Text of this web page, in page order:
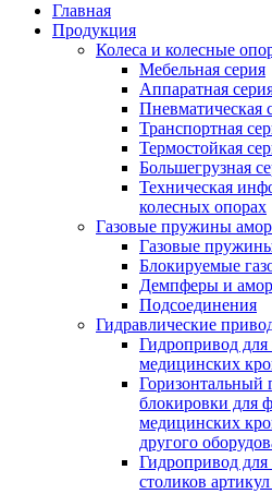
Главная
Продукция
Колеса и колесные
Мебельная серия
Аппаратная
Пневматическая
Транспортная
Термостойкая
Большегрузная
Техническая
колесных опорах
Газовые пружины
Газовые
Блокируемые
Демпферы и
Подсоединения
Гидравлические
Гидропривод
медицинских
Горизонтальный
блокировки для
медицинских
другого
Гидропривод
столиков